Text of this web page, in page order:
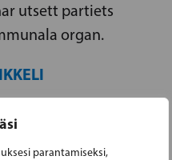
parantamiseksi,
utsett partiets
organ.